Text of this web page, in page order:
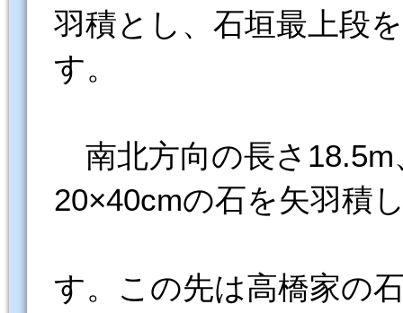
羽積とし、石垣最上段
す。
南北方向の長さ18.5m
20×40cmの石を矢羽積
す。この先は高橋家の